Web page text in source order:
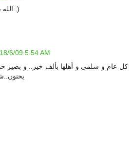
الله يخليها لك و يخليك لها :)
18/6/09 5:54 AM
كل عام و سلمى و أهلها بألف خير.. و بصير